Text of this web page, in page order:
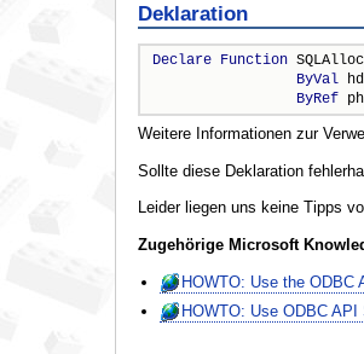
Deklaration
Declare Function
ByVal
ByRef
Weitere Informationen zur
Sollte diese Deklaration
Leider liegen uns keine Tipps
Zugehörige Microsoft
HOWTO: Use the ODBC
HOWTO: Use ODBC